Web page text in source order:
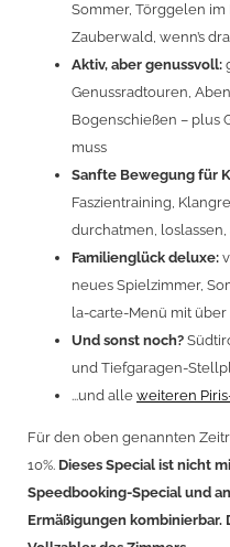
Sommer, Törggelen
Zauberwald, wenn’s
Aktiv, aber genussvoll:
Genussradtouren,
Bogenschießen – plus
muss
Sanfte Bewegung für
Faszientraining,
durchatmen,
Familienglück deluxe:
neues Spielzimmer,
la-carte-Menü mit
Und sonst noch?
und Tiefgaragen-
...und alle weiteren
Für den oben genannten
10%. Dieses Special ist nicht
Speedbooking-Special und
Ermäßigungen